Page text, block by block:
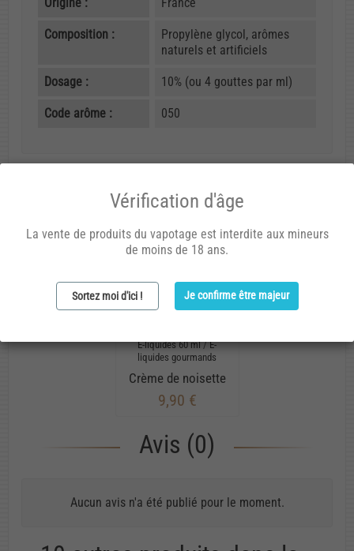
Composition :
Propylène glycol, arômes
naturels et artificiels
Dosage : 10% (ou 4 gouttes par ml)
Code arôme : 050
E-liquides 60 ml /E-
liquides gourmands
Crème de noisette
9,90 €
Avis (0)
Aucun avis n'a été publié pour le moment.
Vérification d'âge
La vente de produits du vapotage est interdite aux mineurs
de moins de 18 ans.
Sortez moi d'ici ! Je confirme être majeur